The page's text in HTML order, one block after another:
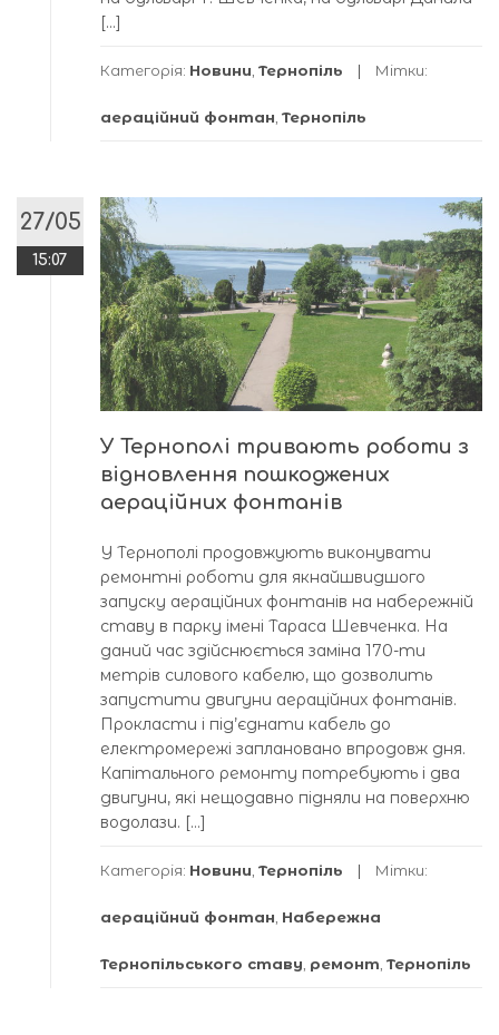
[…]
Категорія: Новини Тернопіль Мітки:
аераційний фонтан Тернопіль
27/05
15:07
У Тернополі тривають роботи з
відновлення пошкоджених
аераційних фонтанів
У Тернополі продовжують виконувати
ремонтні роботи для якнайшвидшого
запуску аераційних фонтанів на набережній
ставу в парку імені Тараса Шевченка. На
даний час здійснюється заміна 170-ти
метрів силового кабелю, що дозволить
запустити двигуни аераційних фонтанів.
Прокласти і під’єднати кабель до
електромережі заплановано впродовж дня.
Капітального ремонту потребують і два
двигуни, які нещодавно підняли на поверхню
водолази. […]
Категорія: Новини Тернопіль Мітки:
аераційний фонтан Набережна
Тернопільського ставу ремонт Тернопіль